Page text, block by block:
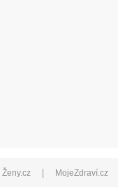
Ženy.cz | MojeZdraví.cz